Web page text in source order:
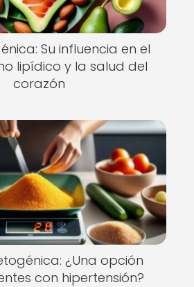
Su influencia en el
lipídico y la salud del
corazón
¿Una opción
con hipertensión?